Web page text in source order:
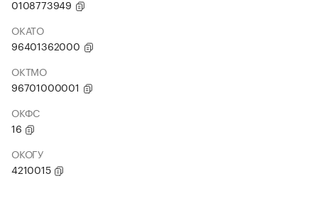
0108773949
ОКАТО
96401362000
ОКТМО
96701000001
ОКФС
16
ОКОГУ
4210015